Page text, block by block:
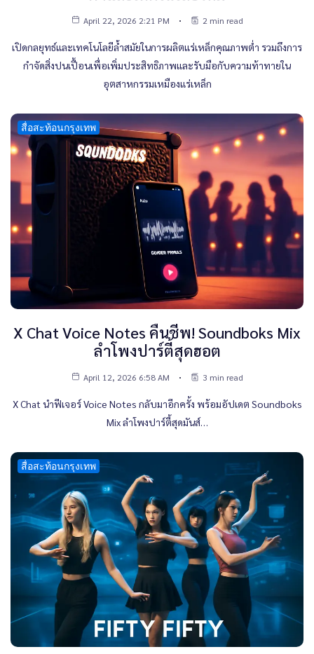
April 22, 2026 2:21 PM 2 min read
เปิดกลยุทธ์และเทคโนโลยีล้ำสมัยในการผลิตแร่เหล็กคุณภาพต่ำ รวมถึงการ
กำจัดสิ่งปนเปื้อนเพื่อเพิ่มประสิทธิภาพและรับมือกับความท้าทายใน
อุตสาหกรรมเหมืองแร่เหล็ก
สื่อสะท้อนกรุงเทพ
X Chat Voice Notes คืนชีพ! Soundboks Mix
ลำโพงปาร์ตี้สุดฮอต
April 12, 2026 6:58 AM 3 min read
X Chat นำฟีเจอร์ Voice Notes กลับมาอีกครั้ง พร้อมอัปเดต Soundboks
Mix ลำโพงปาร์ตี้สุดมันส์…
สื่อสะท้อนกรุงเทพ